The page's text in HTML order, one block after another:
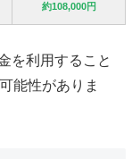
約108,000円
を利用すること
可能性がありま